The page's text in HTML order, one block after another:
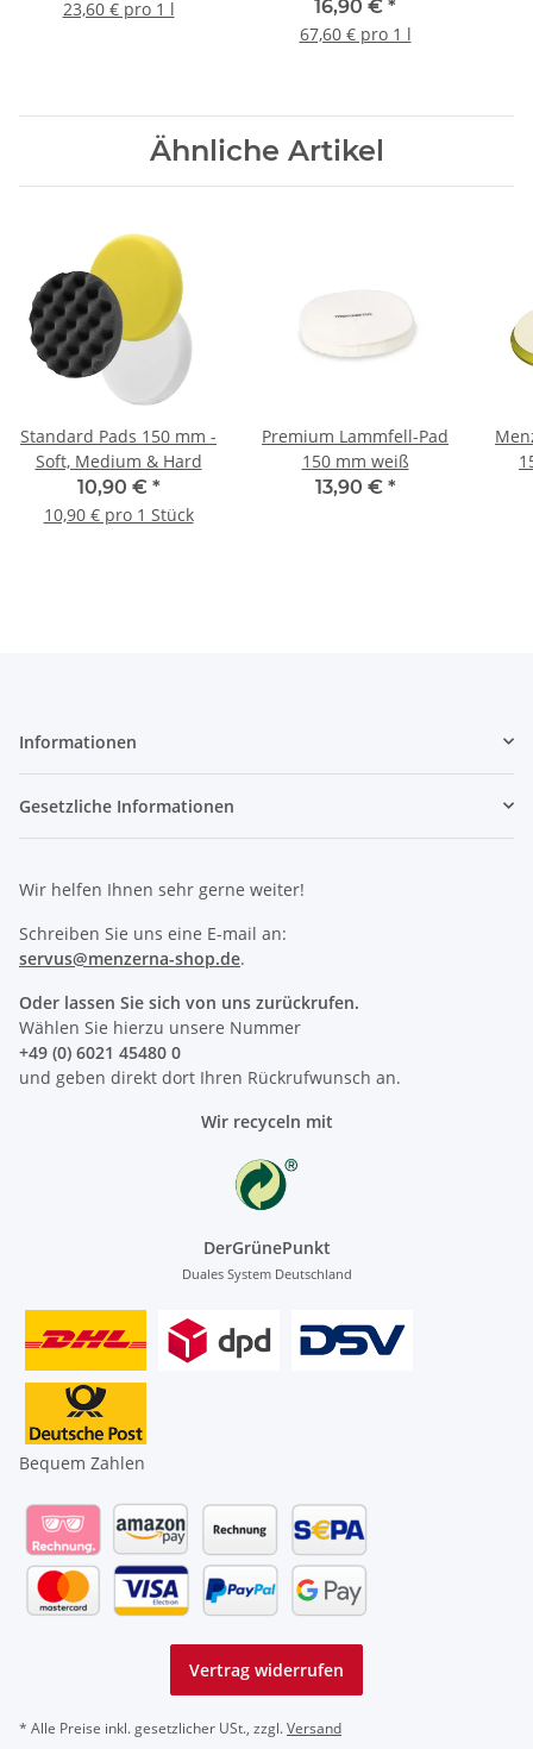
23,60 € pro 1 l
16,90 € *
67,60 € pro 1 l
Ähnliche Artikel
Standard Pads 150 mm -
Soft, Medium & Hard
10,90 € *
10,90 € pro 1 Stück
Premium Lammfell-Pad
150 mm weiß
13,90 € *
Informationen
Gesetzliche Informationen
Wir helfen Ihnen sehr gerne weiter!
Schreiben Sie uns eine E-mail an:
servus@menzerna-shop.de.
Oder lassen Sie sich von uns zurückrufen.
Wählen Sie hierzu unsere Nummer
+49 (0) 6021 45480 0
und geben direkt dort Ihren Rückrufwunsch an.
Wir recyceln mit
DerGrünePunkt
Duales System Deutschland
Bequem Zahlen
Vertrag widerrufen
* Alle Preise inkl. gesetzlicher USt., zzgl.Versand